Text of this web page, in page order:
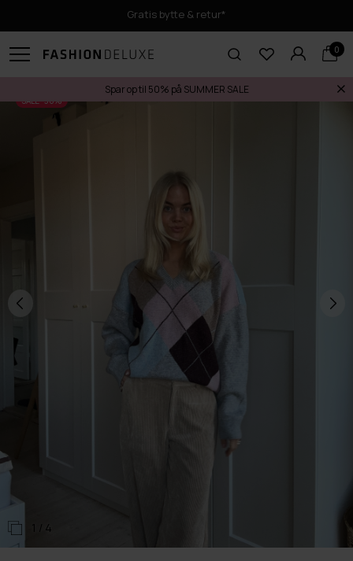
Gratis bytte & retur*
0
Spar op til 50% på SUMMER SALE
SALE -30%
1 / 4